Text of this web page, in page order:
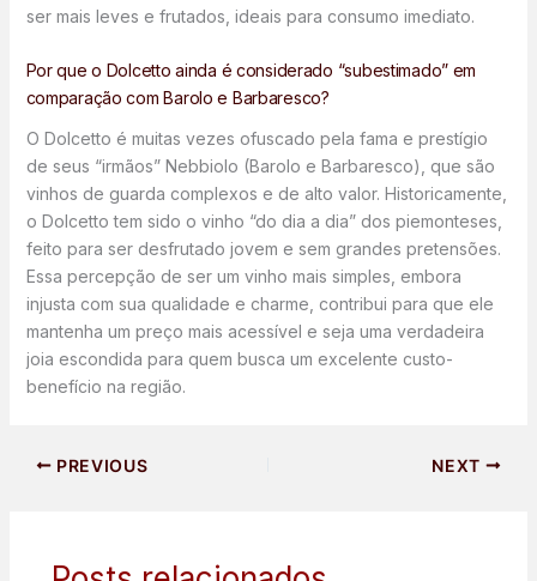
ser mais leves e frutados, ideais para consumo imediato.
Por que o Dolcetto ainda é considerado “subestimado” em
comparação com Barolo e Barbaresco?
O Dolcetto é muitas vezes ofuscado pela fama e prestígio
de seus “irmãos” Nebbiolo (Barolo e Barbaresco), que são
vinhos de guarda complexos e de alto valor. Historicamente,
o Dolcetto tem sido o vinho “do dia a dia” dos piemonteses,
feito para ser desfrutado jovem e sem grandes pretensões.
Essa percepção de ser um vinho mais simples, embora
injusta com sua qualidade e charme, contribui para que ele
mantenha um preço mais acessível e seja uma verdadeira
joia escondida para quem busca um excelente custo-
benefício na região.
PREVIOUS NEXT